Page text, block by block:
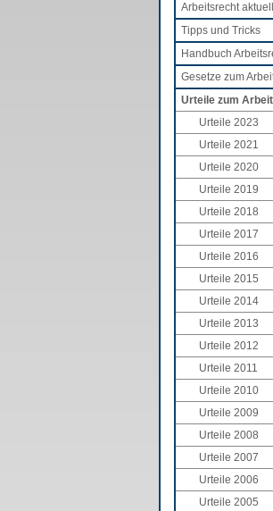
Arbeitsrecht aktuell
Tipps und Tricks
Handbuch
Gesetze zum
Urteile zum
Urteile 2023
Urteile 2021
Urteile 2020
Urteile 2019
Urteile 2018
Urteile 2017
Urteile 2016
Urteile 2015
Urteile 2014
Urteile 2013
Urteile 2012
Urteile 2011
Urteile 2010
Urteile 2009
Urteile 2008
Urteile 2007
Urteile 2006
Urteile 2005